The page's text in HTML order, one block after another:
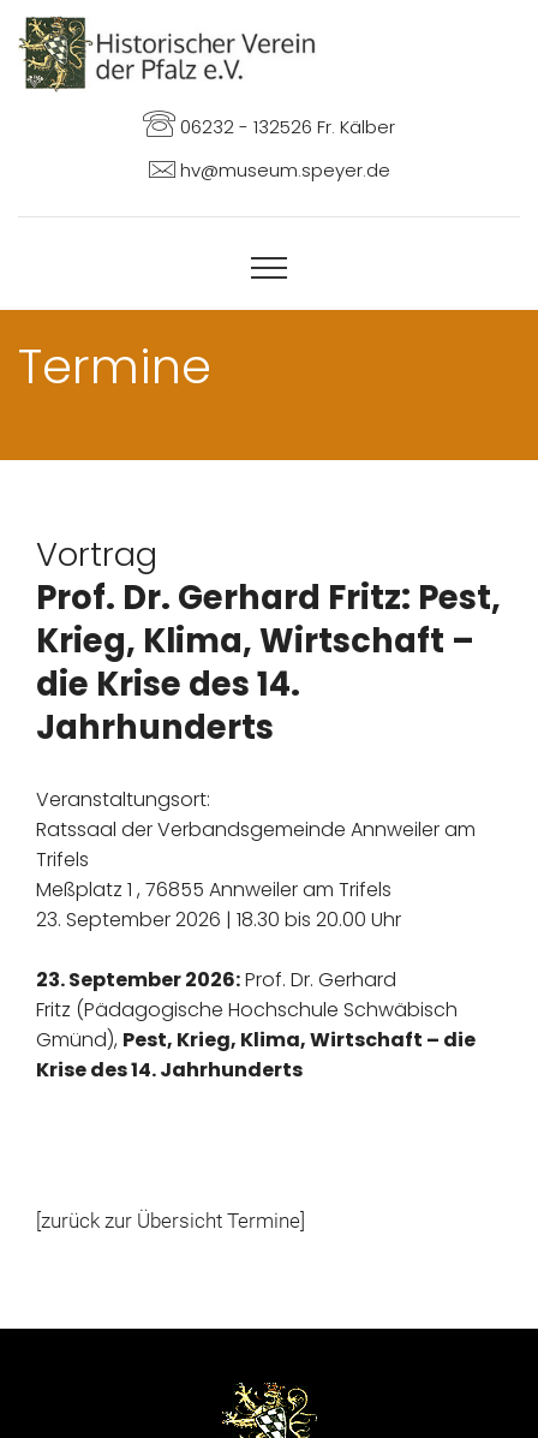
06232 - 132526 Fr. Kälber
hv@museum.speyer.de
Termine
Vortrag
Prof. Dr. Gerhard Fritz: Pest,
Krieg, Klima, Wirtschaft –
die Krise des 14.
Jahrhunderts
Veranstaltungsort:
Ratssaal der Verbandsgemeinde Annweiler am
Trifels
Meßplatz 1 , 76855 Annweiler am Trifels
23. September 2026 | 18.30 bis 20.00 Uhr
23. September 2026:Prof. Dr. Gerhard
Fritz (Pädagogische Hochschule Schwäbisch
Gmünd), Pest, Krieg, Klima, Wirtschaft – die
Krise des 14. Jahrhunderts
[zurück zur Übersicht Termine]